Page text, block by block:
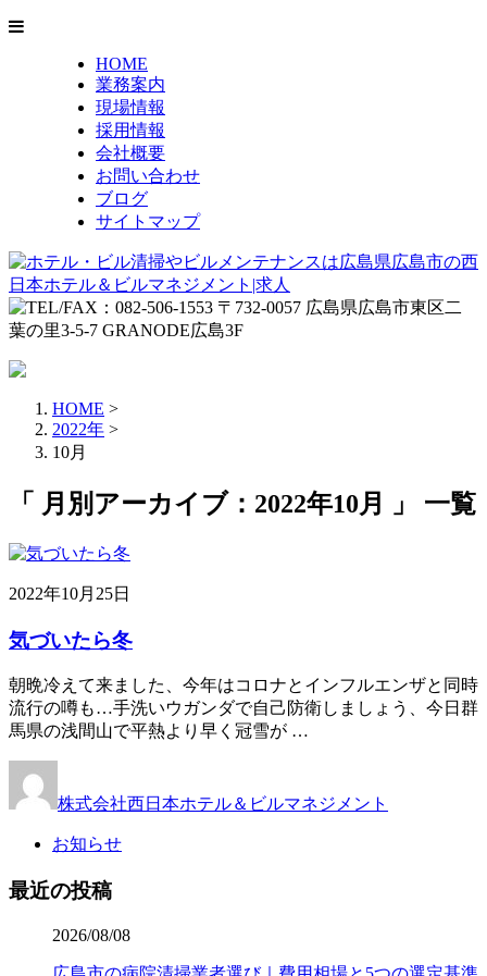
HOME
業務案内
現場情報
採用情報
会社概要
お問い合わせ
ブログ
サイトマップ
HOME >
2022年 >
10月
「 月別アーカイブ：2022年10月 」 一覧
2022年10月25日
気づいたら冬
朝晩冷えて来ました、今年はコロナとインフルエンザと同時
流行の噂も…手洗いウガンダで自己防衛しましょう、今日群
馬県の浅間山で平熱より早く冠雪が …
株式会社西日本ホテル＆ビルマネジメント
お知らせ
最近の投稿
2026/08/08